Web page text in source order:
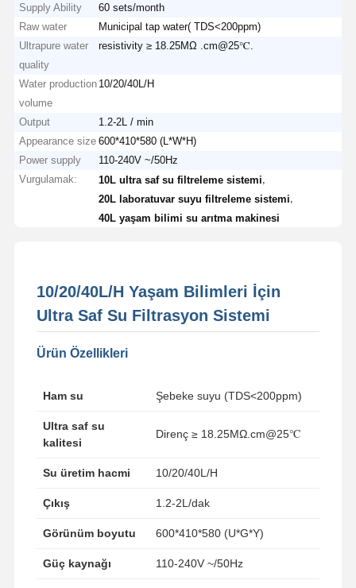
Supply Ability
60 sets/month
Raw water
Municipal tap water( TDS<200ppm)
Ultrapure water
quality
resistivity ≥ 18.25MΩ .cm@25℃.
Water production
volume
10/20/40L/H
Output
1.2-2L / min
Appearance size 600*410*580 (L*W*H)
Power supply
110-240V ~/50Hz
Vurgulamak:
10L ultra saf su filtreleme sistemi
20L laboratuvar suyu filtreleme sistemi
40L yaşam bilimi su arıtma makinesi
10/20/40L/H Yaşam Bilimleri İçin
Ultra Saf Su Filtrasyon Sistemi
Ürün Özellikleri
Ham su Şebeke suyu (TDS<200ppm)
Ultra saf su
kalitesi
Direnç ≥ 18.25MΩ.cm@25℃
Su üretim hacmi 10/20/40L/H
Çıkış 1.2-2L/dak
Görünüm boyutu 600*410*580 (U*G*Y)
Güç kaynağı 110-240V ~/50Hz